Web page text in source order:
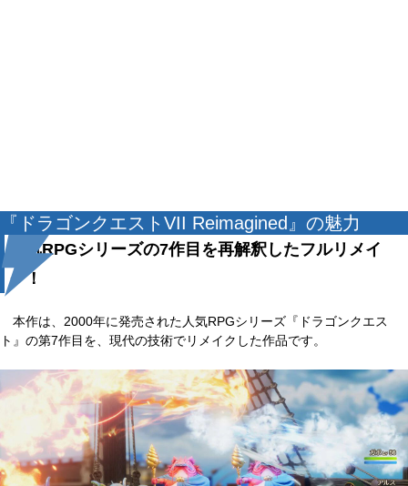
『ドラゴンクエストVII Reimagined』の魅力
人気RPGシリーズの7作目を再解釈したフルリメイ
ク！
本作は、2000年に発売された人気RPGシリーズ『ドラゴンクエス
ト』の第7作目を、現代の技術でリメイクした作品です。